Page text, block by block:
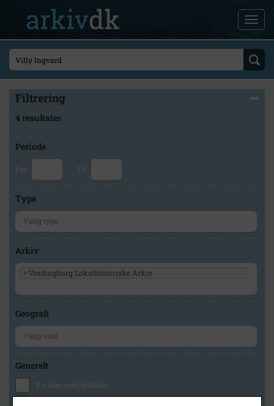
Filtrering
4 resultater
Periode
Fra Til
Type
Arkiv
× Vordingborg Lokalhistoriske Arkiv
Geografi
Generelt
Vis kun med billeder